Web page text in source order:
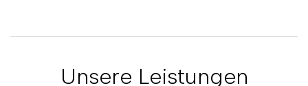
Unsere Leistungen